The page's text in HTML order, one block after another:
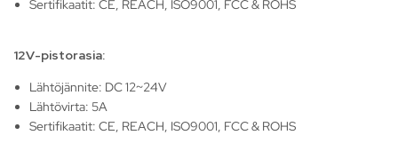
Sertifikaatit: CE, REACH, ISO9001, FCC & ROHS
12V-pistorasia:
Lähtöjännite: DC 12~24V
Lähtövirta: 5A
Sertifikaatit: CE, REACH, ISO9001, FCC & ROHS